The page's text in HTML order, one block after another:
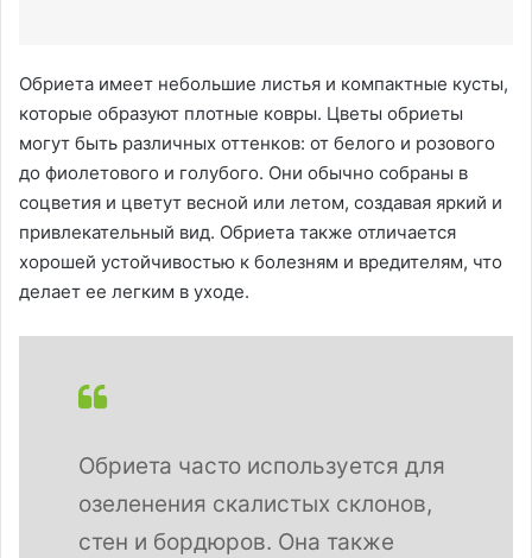
Обриета имеет небольшие листья и компактные кусты,
которые образуют плотные ковры. Цветы обриеты
могут быть различных оттенков: от белого и розового
до фиолетового и голубого. Они обычно собраны в
соцветия и цветут весной или летом, создавая яркий и
привлекательный вид. Обриета также отличается
хорошей устойчивостью к болезням и вредителям, что
делает ее легким в уходе.
Обриета часто используется для
озеленения скалистых склонов,
стен и бордюров. Она также